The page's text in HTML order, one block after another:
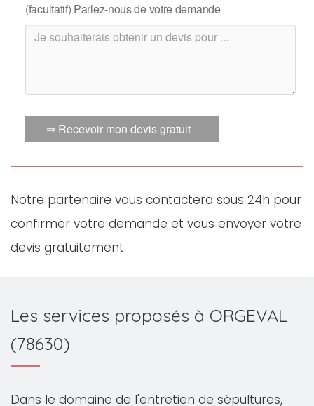
(facultatif) Parlez-nous de votre demande
⇒ Recevoir mon devis gratuit
Notre partenaire vous contactera sous 24h pour
confirmer votre demande et vous envoyer votre
devis gratuitement.
Les services proposés à ORGEVAL
(78630)
Dans le domaine de l'entretien de sépultures,